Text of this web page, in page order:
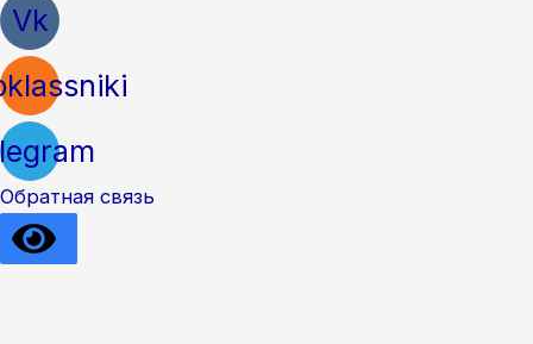
Vk
Обратная связь